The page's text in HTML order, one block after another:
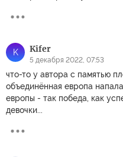
K Kifer
5 декабря 2022, 07:53
что-то у автора с памятью
объединённая европа
европы - так победа, как
девочки...